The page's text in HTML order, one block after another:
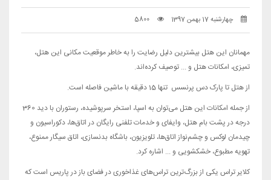
چهارشنبه 17 بهمن 1397 5800
مهمانان این هتل بیشترین دلیل رضایت را به خاطر موقعیت مکانی این هتل،
تمیزی، امکانات هتل و ... توصیف کرده‌اند.
از هتل تا پارک دس پرنسس تنها 15 دقیقه با ماشین فاصله است.
از جمله امکانات این هتل می‌توان به اسپا، استخر سرپوشیده، رستوران با دید 360
درجه در پشت بام هتل، وایفای و خدمات تلفنی رایگان در اتاق‌ها، دکوراسیون و
چیدمان لوکس و چشم‌نواز اتاق‌ها، تلویزیون، باشگاه بدنسازی، اتاق سیگار ممنوع،
تهویه مطبوع، خشکشویی و ... اشاره کرد.
کلایر تراس یکی از بزرگ‌ترین تراس‌های غذاخوری در فضای باز در پاریس است که